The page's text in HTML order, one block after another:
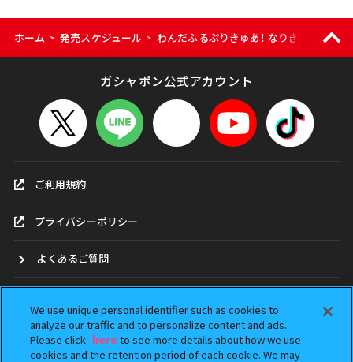
ホーム > 発売スケジュール > わんだふるぷりきゅあ！ なりきりトリマ
ガシャポン公式アカウント
ご利用規約
プライバシーポリシー
よくあるご質問
ガシャポンどこ？
We use unique personal identifier such as cookies to
analyze our traffic and to personalize content and ads.
Please click here to see more details about how we use
cookies and the retention period of each cookie. We may